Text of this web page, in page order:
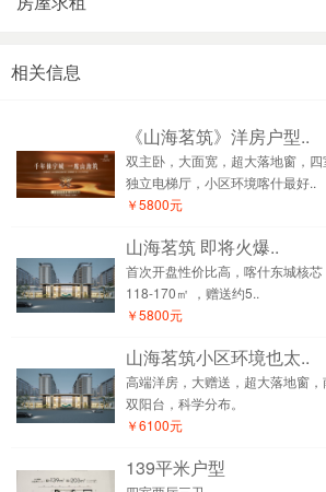
相关信息
《山海茗筑》洋房户型..
双主卧，大面宽，超大落地窗，四
独立电梯厅，小区环境喀什最好..
￥5800元
山海茗筑 即将火爆..
首次开盘性价比高，喀什东城核
118-170㎡ ，赠送约5..
￥5800元
山海茗筑小区环境也太..
高端洋房，大赠送，超大落地窗
双阳台，科学分布。
￥6100元
139平米户型